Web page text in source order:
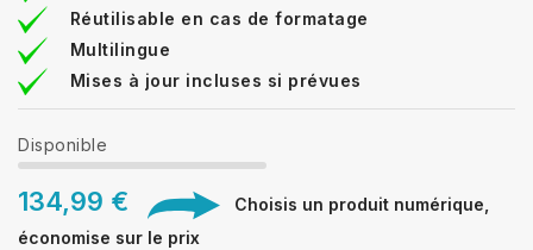
Réutilisable en cas de formatage
Multilingue
Mises à jour incluses si prévues
Disponible
134,99 €
Choisis un produit numérique,
économise sur le prix